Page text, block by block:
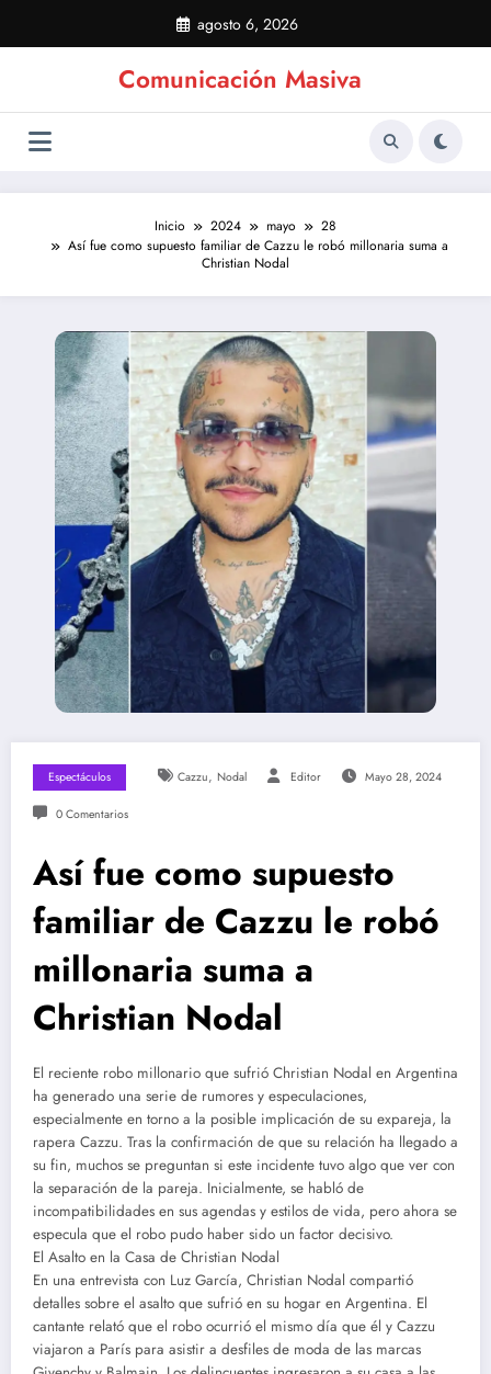
contenido
agosto 6, 2026
Comunicación Masiva
Inicio 2024 mayo
28
Así fue como supuesto familiar de Cazzu le robó millonaria suma a
Christian Nodal
Espectáculos Cazzu, Nodal Editor Mayo 28, 2024
0 Comentarios
Así fue como supuesto
familiar de Cazzu le robó
millonaria suma a
Christian Nodal
El reciente robo millonario que sufrió Christian Nodal en Argentina
ha generado una serie de rumores y especulaciones,
especialmente en torno a la posible implicación de su expareja, la
rapera Cazzu. Tras la confirmación de que su relación ha llegado a
su fin, muchos se preguntan si este incidente tuvo algo que ver con
la separación de la pareja. Inicialmente, se habló de
incompatibilidades en sus agendas y estilos de vida, pero ahora se
especula que el robo pudo haber sido un factor decisivo.
El Asalto en la Casa de Christian Nodal
En una entrevista con Luz García, Christian Nodal compartió
detalles sobre el asalto que sufrió en su hogar en Argentina. El
cantante relató que el robo ocurrió el mismo día que él y Cazzu
viajaron a París para asistir a desfiles de moda de las marcas